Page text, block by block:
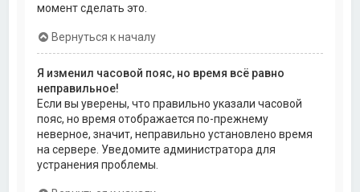
момент сделать это.
Вернуться к началу
Я изменил часовой пояс, но время всё равно
неправильное!
Если вы уверены, что правильно указали часовой
пояс, но время отображается по-прежнему
неверное, значит, неправильно установлено время
на сервере. Уведомите администратора для
устранения проблемы.